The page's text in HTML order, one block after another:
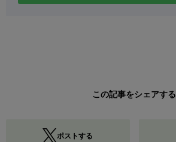
この記事をシェアする
ポストする